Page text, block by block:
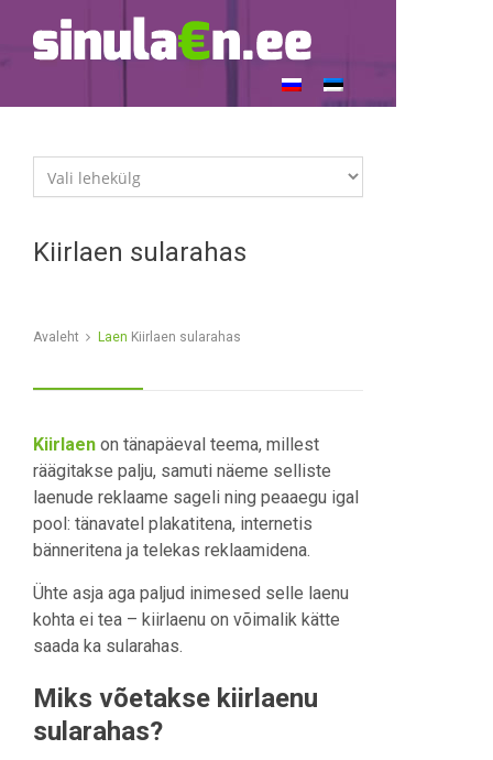
Kiirlaen sularahas
Avaleht Laen Kiirlaen sularahas
Kiirlaen on tänapäeval teema, millest
räägitakse palju, samuti näeme selliste
laenude reklaame sageli ning peaaegu igal
pool: tänavatel plakatitena, internetis
bänneritena ja telekas reklaamidena.
Ühte asja aga paljud inimesed selle laenu
kohta ei tea – kiirlaenu on võimalik kätte
saada ka sularahas.
Miks võetakse kiirlaenu
sularahas?